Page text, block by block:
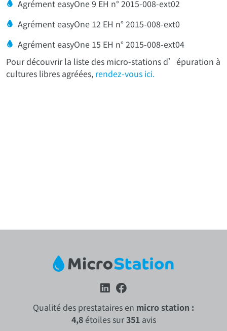
Agrément easyOne 9 EH n° 2015-008-ext02
Agrément easyOne 12 EH n° 2015-008-ext0
Agrément easyOne 15 EH n° 2015-008-ext04
Pour découvrir la liste des micro-stations d’épuration à
cultures libres agréées, rendez-vous ici.
Qualité des prestataires en micro station :
4,8étoiles sur351avis